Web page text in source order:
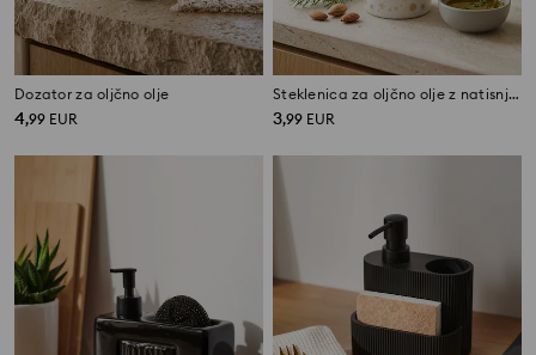
Dozator za oljčno olje
4,99 EUR
Steklenica za oljčno olje z natisnjenimi snežinkami
3,99 EUR